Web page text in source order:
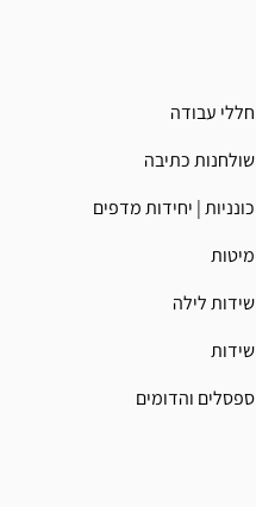
חללי עבודה
שולחנות כתיבה
כונניות | יחידות מדפים
מיטות
שידות לילה
שידות
ספסלים והדומים